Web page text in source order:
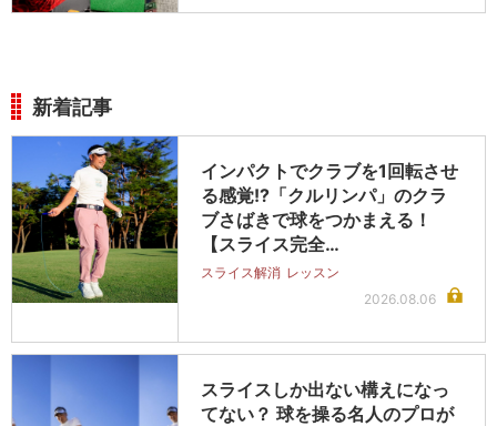
新着記事
インパクトでクラブを1回転させ
る感覚!?「クルリンパ」のクラ
ブさばきで球をつかまえる！
【スライス完全…
スライス解消 レッスン
2026.08.06
スライスしか出ない構えになっ
てない？ 球を操る名人のプロが